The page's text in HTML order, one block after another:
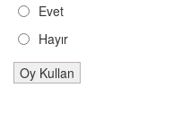
Evet
Hayır